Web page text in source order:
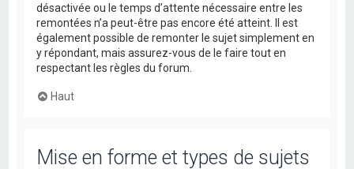
désactivée ou le temps d’attente nécessaire entre les
remontées n’a peut-être pas encore été atteint. Il est
également possible de remonter le sujet simplement en
y répondant, mais assurez-vous de le faire tout en
respectant les règles du forum.
Haut
Mise en forme et types de sujets